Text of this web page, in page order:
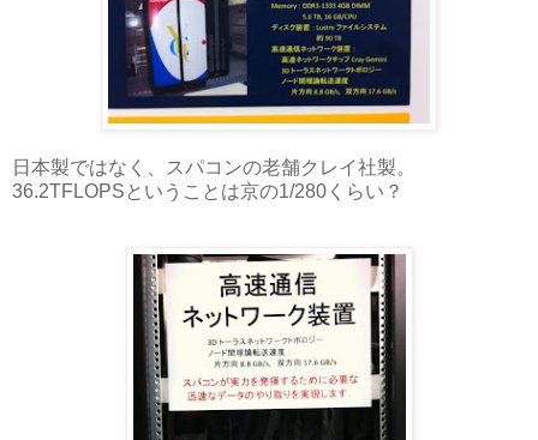
日本製ではなく、スパコンの老舗クレイ社製。
36.2TFLOPSということは京の1/280くらい？